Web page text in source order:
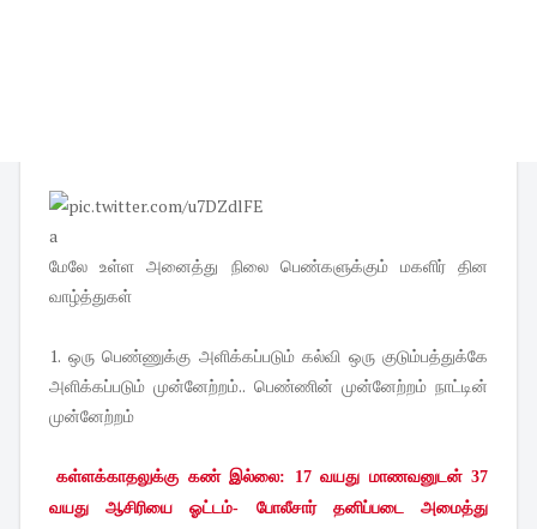
a
மேலே உள்ள அனைத்து நிலை பெண்களுக்கும் மகளிர் தின
வாழ்த்துகள்
1. ஒரு பெண்ணுக்கு அளிக்கப்படும் கல்வி ஒரு குடும்பத்துக்கே
அளிக்கப்படும் முன்னேற்றம்.. பெண்ணின் முன்னேற்றம் நாட்டின்
முன்னேற்றம்
கள்ளக்காதலுக்கு கண் இல்லை: 17 வயது மாணவனுடன் 37
வயது ஆசிரியை ஓட்டம்- போலீசார் தனிப்படை அமைத்து